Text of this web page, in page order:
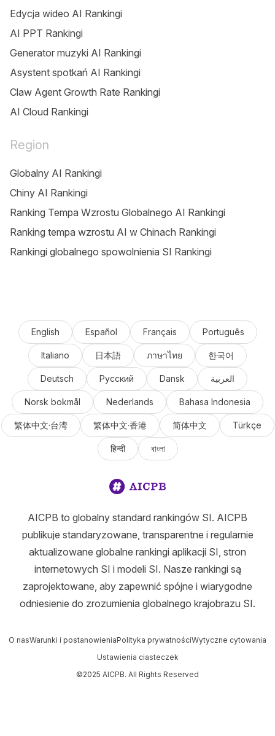
Edycja wideo AI Rankingi
AI PPT Rankingi
Generator muzyki AI Rankingi
Asystent spotkań AI Rankingi
Claw Agent Growth Rate Rankingi
AI Cloud Rankingi
Region
Globalny AI Rankingi
Chiny AI Rankingi
Ranking Tempa Wzrostu Globalnego AI Rankingi
Ranking tempa wzrostu AI w Chinach Rankingi
Rankingi globalnego spowolnienia SI Rankingi
English Español Français Português
Italiano 日本語 ภาษาไทย 한국어
Deutsch Русский Dansk العربية
Norsk bokmål Nederlands Bahasa Indonesia
繁体中文·台湾 繁体中文·香港 简体中文 Türkçe
हिन्दी বাংলা
AICPB to globalny standard rankingów SI. AICPB
publikuje standaryzowane, transparentne i regularnie
aktualizowane globalne rankingi aplikacji SI, stron
internetowych SI i modeli SI. Nasze rankingi są
zaprojektowane, aby zapewnić spójne i wiarygodne
odniesienie do zrozumienia globalnego krajobrazu SI.
O nasWarunki i postanowieniaPolityka prywatnościWytyczne cytowania
Ustawienia ciasteczek
©2025 AICPB. All Rights Reserved